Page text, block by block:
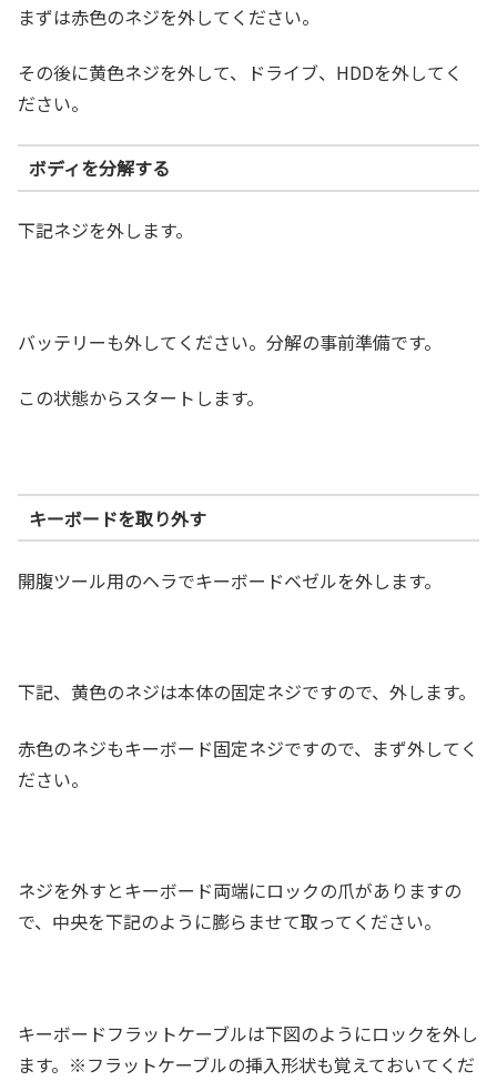
まずは赤色のネジを外してください。
その後に黄色ネジを外して、ドライブ、HDDを外してく
ださい。
ボディを分解する
下記ネジを外します。
バッテリーも外してください。分解の事前準備です。
この状態からスタートします。
キーボードを取り外す
開腹ツール用のヘラでキーボードベゼルを外します。
下記、黄色のネジは本体の固定ネジですので、外します。
赤色のネジもキーボード固定ネジですので、まず外してく
ださい。
ネジを外すとキーボード両端にロックの爪がありますの
で、中央を下記のように膨らませて取ってください。
キーボードフラットケーブルは下図のようにロックを外し
ます。※フラットケーブルの挿入形状も覚えておいてくだ